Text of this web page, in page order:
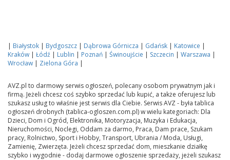
| Białystok | Bydgoszcz | Dąbrowa Górnicza | Gdańsk | Katowice |
Kraków | Łódź | Lublin | Poznań | Świnoujście | Szczecin | Warszawa |
Wrocław | Zielona Góra |
AVZ.pl to darmowy serwis ogłoszeń, polecany osobom prywatnym jak i
firmą. Jeżeli chcesz coś szybko sprzedać lub kupić, a także oferujesz lub
szukasz usług to właśnie jest serwis dla Ciebie. Serwis AVZ - była tablica
ogłoszeń drobnych (tablica-ogloszen.com.pl) w wielu kategoriach: Dla
Dzieci, Dom i Ogród, Elektronika, Motoryzacja, Muzyka i Edukacja,
Nieruchomości, Noclegi, Oddam za darmo, Praca, Dam prace, Szukam
pracy, Rolnictwo, Sport i Hobby, Transport, Ubrania / Moda, Usługi,
Zamienię, Zwierzęta. Jeżeli chcesz sprzedać dom, mieszkanie działkę
szybko i wygodnie - dodaj darmowe ogłoszenie sprzedaży, jeżeli szukasz